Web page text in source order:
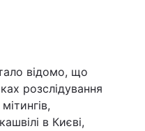
відомо, що
розслідування
в Києві,